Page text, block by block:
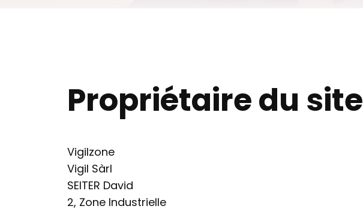
Propriétaire du site
Vigilzone
Vigil Sàrl
SEITER David
2, Zone Industrielle